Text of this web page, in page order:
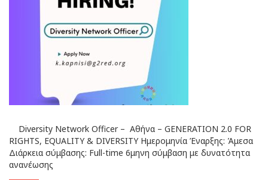
Diversity Network Officer – Αθήνα – GENERATION 2.0 FOR
RIGHTS, EQUALITY & DIVERSITY Ημερομηνία Έναρξης: Άμεσα
Διάρκεια σύμβασης: Full-time 6μηνη σύμβαση με δυνατότητα
ανανέωσης